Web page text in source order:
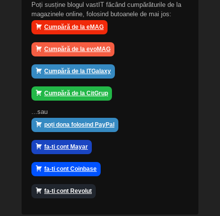
Poți susține blogul vastIT făcând cumpărăturile de la
magazinele online, folosind butoanele de mai jos:
Cumpără de la eMAG
Cumpără de la evoMAG
Cumpără de la ITGalaxy
Cumpără de la CitGrup
...sau
poți dona folosind PayPal
fa-ti cont Mayar
fa-ti cont Coinbase
fa-ti cont Revolut